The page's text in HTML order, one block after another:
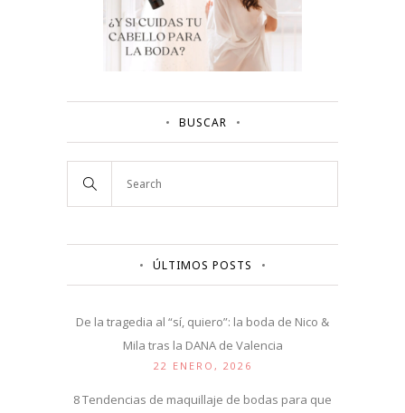
BUSCAR
ÚLTIMOS POSTS
De la tragedia al “sí, quiero”: la boda de Nico &
Mila tras la DANA de Valencia
22 ENERO, 2026
8 Tendencias de maquillaje de bodas para que